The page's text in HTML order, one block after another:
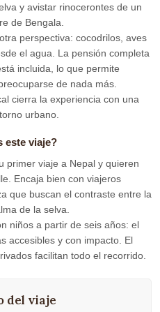
y avistar rinocerontes de un
de Bengala.
perspectiva: cocodrilos, aves
el agua. La pensión completa
incluida, lo que permite
de nada más.
cierra la experiencia con una
urbano.
este viaje?
primer viaje a Nepal y quieren
Encaja bien con viajeros
que buscan el contraste entre la
de la selva.
niños a partir de seis años: el
accesibles y con impacto. El
facilitan todo el recorrido.
del viaje